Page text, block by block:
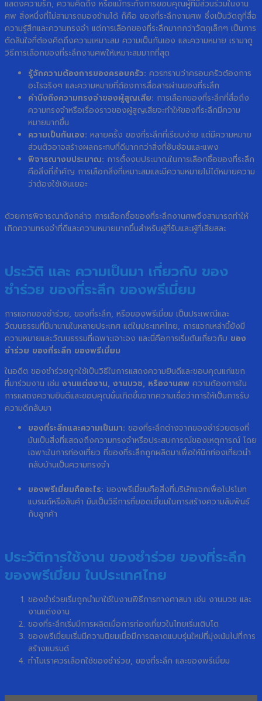
แสดงความรัก, ความคิดถึง หรือแม้กระทั่งการขอบคุณผู้ที่มีส่วนร่วมในงาน
ศพ สิ่งหนึ่งที่ไม่สามารถมองข้ามได้ ก็คือ ของที่ระลึกงานศพ ซึ่งเป็นวัตถุที่สื่อ
ความรู้สึกและความทรงจำ แต่การเลือกของที่ระลึกมากกว่าวัตถุเล็กๆ เป็นการ
ตัดสินใจที่ต้องคิดถึงความเหมาะสม ความเป็นกันเอง และความหมาย เรามาดู
วิธีการเลือกของที่ระลึกงานศพให้เหมาะสมมากที่สุด
รู้จักความต้องการของครอบครัว: ควรทราบว่าครอบครัวต้องการ
อะไรจริงๆ และความหมายที่ต้องการสื่อสารผ่านของที่ระลึก
คำนึงถึงความทรงจำของผู้สูญเสีย: การเลือกของที่ระลึกที่สื่อถึง
ความทรงจำหรือเรื่องราวของผู้สูญเสียจะทำให้ของที่ระลึกมีความ
หมายมากขึ้น
ความเป็นกันเอง: หลายครั้ง ของที่ระลึกที่เรียบง่าย แต่มีความหมาย
ส่วนตัวอาจสร้างผลกระทบที่ดีมากกว่าสิ่งที่ซับซ้อนและแพง
พิจารณางบประมาณ: การตั้งงบประมาณในการเลือกซื้อของที่ระลึก
คือสิ่งที่สำคัญ การเลือกสิ่งที่เหมาะสมและมีความหมายไม่ได้หมายความ
ว่าต้องใช้เงินเยอะ
ด้วยการพิจารณาดังกล่าว การเลือกซื้อของที่ระลึกงานศพจึงสามารถทำให้
เกิดความทรงจำที่ดีและความหมายมากขึ้นสำหรับผู้ที่รับและผู้ที่เสียสละ
ประวัติ และ ความเป็นมา เกี่ยวกับ ของ
ชำร่วย ของที่ระลึก ของพรีเมี่ยม
การแจกของชำร่วย, ของที่ระลึก, หรือของพรีเมี่ยม เป็นประเพณีและ
วัฒนธรรมที่มีมานานในหลายประเทศ แต่ในประเทศไทย, การแจกเหล่านี้ยังมี
ความหมายและวัฒนธรรมที่เฉพาะเจาะจง และนี่คือการเริ่มต้นเกี่ยวกับ ของ
ชำร่วย ของที่ระลึก ของพรีเมี่ยม
ในอดีต ของชำร่วยถูกใช้เป็นวิธีในการแสดงความยินดีและขอบคุณแก่แขก
ที่มาร่วมงาน เช่น งานแต่งงาน, งานบวช, หรืองานศพ ความต้องการใน
การแสดงความยินดีและขอบคุณนั้นเกิดขึ้นจากความเชื่อว่าการให้เป็นการรับ
ความดีกลับมา
ของที่ระลึกและความเป็นมา: ของที่ระลึกต่างจากของชำร่วยตรงที่
มันเป็นสิ่งที่แสดงถึงความทรงจำหรือประสบการณ์ของเหตุการณ์ โดย
เฉพาะในการท่องเที่ยว ที่ของที่ระลึกถูกผลิตมาเพื่อให้นักท่องเที่ยวนำ
กลับบ้านเป็นความทรงจำ
ของพรีเมี่ยมคืออะไร: ของพรีเมี่ยมคือสิ่งที่บริษัทแจกเพื่อโปรโมท
แบรนด์หรือสินค้า มันเป็นวิธีการที่ยอดเยี่ยมในการสร้างความสัมพันธ์
กับลูกค้า
ประวัติการใช้งาน ของชำร่วย ของที่ระลึก
ของพรีเมี่ยม ในประเทศไทย
ของชำร่วยเริ่มถูกนำมาใช้ในงานพิธีการทางศาสนา เช่น งานบวช และ
งานแต่งงาน
ของที่ระลึกเริ่มมีการผลิตเมื่อการท่องเที่ยวในไทยเริ่มเติบโต
ของพรีเมี่ยมเริ่มมีความนิยมเมื่อมีการตลาดแบบรุ่นใหม่ที่มุ่งเน้นไปที่การ
สร้างแบรนด์
ทำไมเราควรเลือกใช้ของชำร่วย, ของที่ระลึก และของพรีเมี่ยม